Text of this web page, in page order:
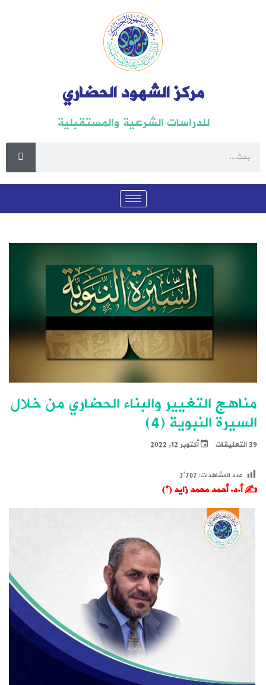
مركز الشهود الحضاري
للدراسات الشرعية والمستقبلية
مناهج التغيير والبناء الحضاري من خلال
السيرة النبوية (4)
39 التعليقات أكتوبر 12, 2022
عدد المشاهدات:3٬707
✍️ أ.د. أحمد محمد زايد (*)